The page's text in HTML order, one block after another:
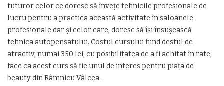
tuturor celor ce doresc să înveţe tehnicile profesionale de
lucru pentru a practica această activitate în saloanele
profesionale dar şi celor care, doresc să îşi însuşească
tehnica autopensatului. Costul cursului fiind destul de
atractiv, numai 350 lei, cu posibilitatea de a fi achitat în rate,
face ca acest curs să fie unul de interes pentru piaţa de
beauty din Râmnicu Vâlcea.